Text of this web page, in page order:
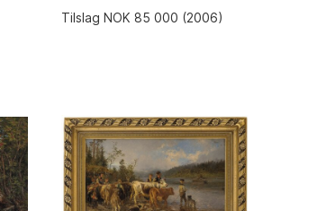
Tilslag NOK 85 000 (2006)